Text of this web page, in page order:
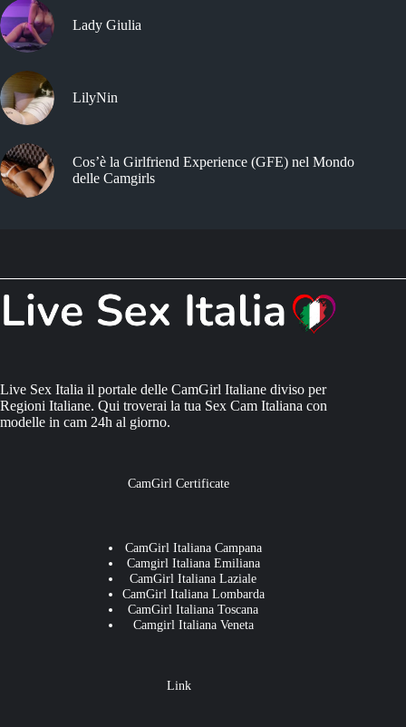
Lady Giulia
LilyNin
Cos’è la Girlfriend Experience (GFE) nel Mondo
delle Camgirls
Live Sex Italia il portale delle CamGirl Italiane diviso per
Regioni Italiane. Qui troverai la tua Sex Cam Italiana con
modelle in cam 24h al giorno.
CamGirl Certificate
CamGirl Italiana Campana
Camgirl Italiana Emiliana
CamGirl Italiana Laziale
CamGirl Italiana Lombarda
CamGirl Italiana Toscana
Camgirl Italiana Veneta
Link